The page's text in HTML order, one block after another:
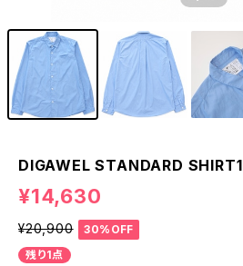
DIGAWEL STANDARD SHIRT1
¥14,630
¥20,900
30%OFF
残り1点